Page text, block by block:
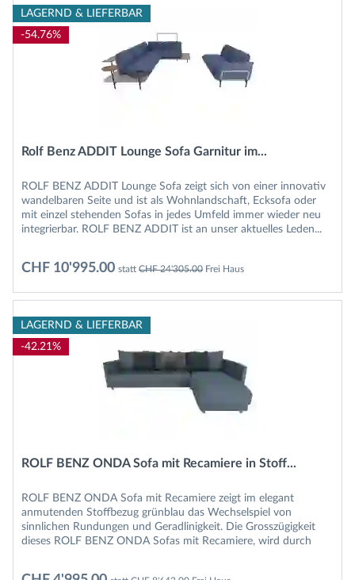
LAGERND & LIEFERBAR
-54.76%
Rolf Benz ADDIT Lounge Sofa Garnitur im...
ROLF BENZ ADDIT Lounge Sofa zeigt sich von einer innovativ
wandelbaren Seite und ist als Wohnlandschaft, Ecksofa oder
mit einzel stehenden Sofas in jedes Umfeld immer wieder neu
integrierbar. ROLF BENZ ADDIT ist an unser aktuelles Leden...
CHF 10'995.00 stattCHF 24'305.00Frei Haus
LAGERND & LIEFERBAR
-42.21%
ROLF BENZ ONDA Sofa mit Recamiere in Stoff...
ROLF BENZ ONDA Sofa mit Recamiere zeigt im elegant
anmutenden Stoffbezug grünblau das Wechselspiel von
sinnlichen Rundungen und Geradlinigkeit. Die Grosszügigkeit
dieses ROLF BENZ ONDA Sofas mit Recamiere, wird durch